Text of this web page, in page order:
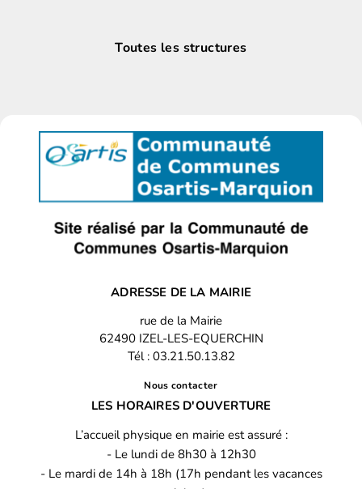
Toutes les structures
ADRESSE DE LA MAIRIE
rue de la Mairie
62490 IZEL-LES-EQUERCHIN
Tél : 03.21.50.13.82
Nous contacter
LES HORAIRES D'OUVERTURE
L’accueil physique en mairie est assuré :
- Le lundi de 8h30 à 12h30
- Le mardi de 14h à 18h (17h pendant les vacances